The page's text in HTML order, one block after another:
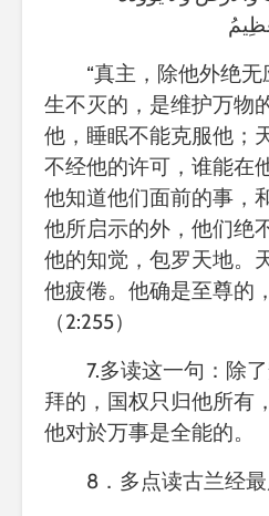
“真主，除他外绝
生不灭的，是维护万物
他，睡眠不能克服他；
不经他的许可，谁能在
他知道他们面前的事，
他所启示的外，他们绝
他的知觉，包罗天地。
他疲倦。他确是至尊的
（2:255）
7.多读这一句：除
拜的，国权只归他所有
他对於万事是全能的。
8．多点读古兰经最